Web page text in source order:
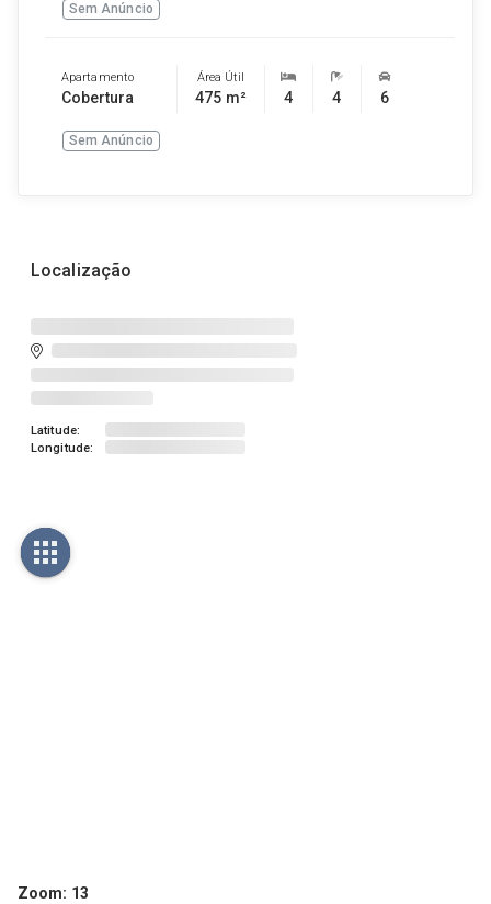
Sem Anúncio
Apartamento
Cobertura
Área Útil
475 m² 4 4 6
Sem Anúncio
Localização
Latitude:
Longitude:
Zoom: 13